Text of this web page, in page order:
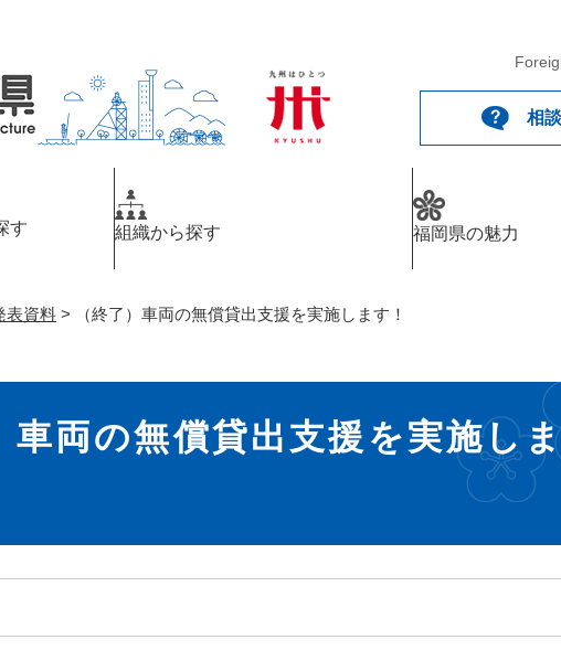
相
す 組織から探す 福岡県の魅力
表資料 > （終了）車両の無償貸出支援を実施します！
車両の無償貸出支援を実施しま